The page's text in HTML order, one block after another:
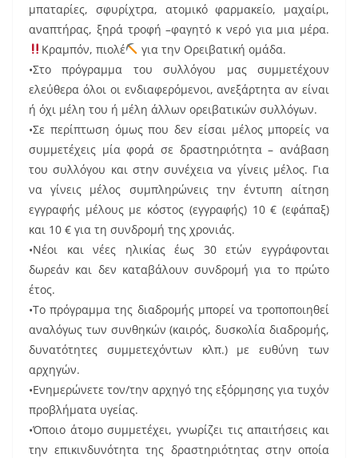
μπαταρίες, σφυρίχτρα, ατομικό φαρμακείο, μαχαίρι,
αναπτήρας, ξηρά τροφή –φαγητό κ νερό για μια μέρα.
Κραμπόν, πιολέ
για την Ορειβατική ομάδα.
•Στο πρόγραμμα του συλλόγου μας συμμετέχουν
ελεύθερα όλοι οι ενδιαφερόμενοι, ανεξάρτητα αν είναι
ή όχι μέλη του ή μέλη άλλων ορειβατικών συλλόγων.
•Σε περίπτωση όμως που δεν είσαι μέλος μπορείς να
συμμετέχεις μία φορά σε δραστηριότητα – ανάβαση
του συλλόγου και στην συνέχεια να γίνεις μέλος. Για
να γίνεις μέλος συμπληρώνεις την έντυπη αίτηση
εγγραφής μέλους με κόστος (εγγραφής) 10 € (εφάπαξ)
και 10 € για τη συνδρομή της χρονιάς.
•Νέοι και νέες ηλικίας έως 30 ετών εγγράφονται
δωρεάν και δεν καταβάλουν συνδρομή για το πρώτο
έτος.
•Το πρόγραμμα της διαδρομής μπορεί να τροποποιηθεί
αναλόγως των συνθηκών (καιρός, δυσκολία διαδρομής,
δυνατότητες συμμετεχόντων κλπ.) με ευθύνη των
αρχηγών.
•Ενημερώνετε τον/την αρχηγό της εξόρμησης για τυχόν
προβλήματα υγείας.
•Όποιο άτομο συμμετέχει, γνωρίζει τις απαιτήσεις και
την επικινδυνότητα της δραστηριότητας στην οποία